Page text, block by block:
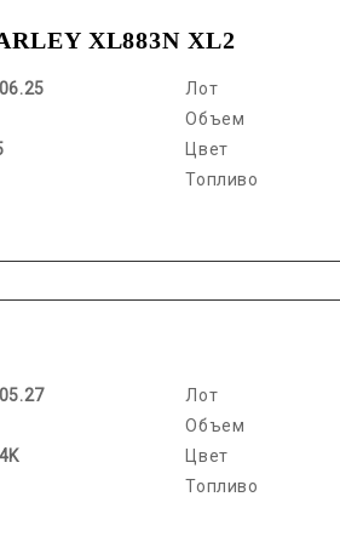
XL883N XL2
Лот
Объем
Цвет
Топливо
Лот
Объем
Цвет
Топливо